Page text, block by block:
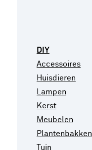
DIY
Accessoires
Huisdieren
Lampen
Kerst
Meubelen
Plantenbakken
Tuin